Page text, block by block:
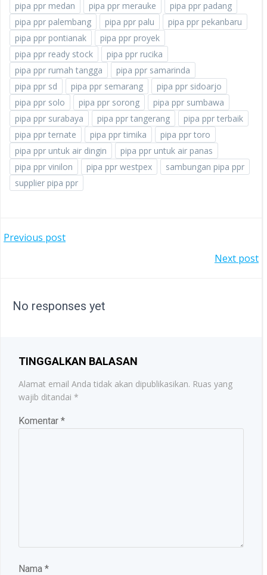
pipa ppr medan
pipa ppr merauke
pipa ppr padang
pipa ppr palembang
pipa ppr palu
pipa ppr pekanbaru
pipa ppr pontianak
pipa ppr proyek
pipa ppr ready stock
pipa ppr rucika
pipa ppr rumah tangga
pipa ppr samarinda
pipa ppr sd
pipa ppr semarang
pipa ppr sidoarjo
pipa ppr solo
pipa ppr sorong
pipa ppr sumbawa
pipa ppr surabaya
pipa ppr tangerang
pipa ppr terbaik
pipa ppr ternate
pipa ppr timika
pipa ppr toro
pipa ppr untuk air dingin
pipa ppr untuk air panas
pipa ppr vinilon
pipa ppr westpex
sambungan pipa ppr
supplier pipa ppr
POST
Previous post
Next post
No responses yet
TINGGALKAN BALASAN
Alamat email Anda tidak akan dipublikasikan. Ruas yang
wajib ditandai *
Komentar *
Nama *